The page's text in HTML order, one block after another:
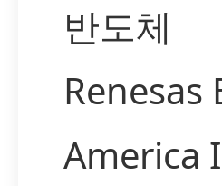
반도체
Renesas
America